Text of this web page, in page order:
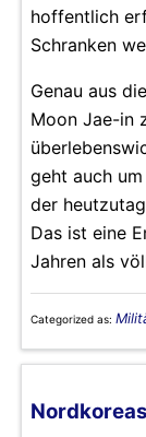
hoffentlich
Schranken
Genau aus
Moon Jae-in
geht auch
der
Das ist eine
Jahren als
Categorized as: